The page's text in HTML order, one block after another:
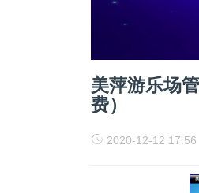
美萍游乐场
费）
2020-12-12 17:56